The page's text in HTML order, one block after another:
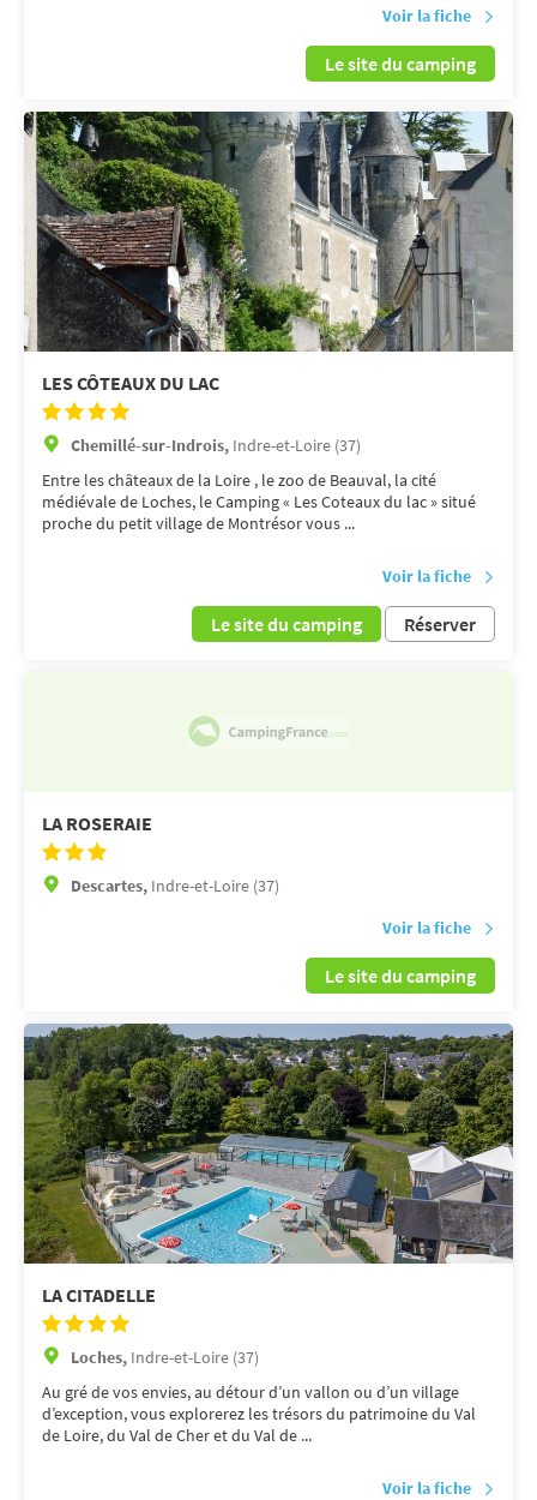
Voir la fiche
Le site du camping
LES CÔTEAUX DU LAC
Chemillé-sur-Indrois, Indre-et-Loire (37)
Entre les châteaux de la Loire , le zoo de Beauval, la cité
médiévale de Loches, le Camping « Les Coteaux du lac » situé
proche du petit village de Montrésor vous ...
Voir la fiche
Le site du camping Réserver
LA ROSERAIE
Descartes, Indre-et-Loire (37)
Voir la fiche
Le site du camping
LA CITADELLE
Loches, Indre-et-Loire (37)
Au gré de vos envies, au détour d’un vallon ou d’un village
d’exception, vous explorerez les trésors du patrimoine du Val
de Loire, du Val de Cher et du Val de ...
Voir la fiche